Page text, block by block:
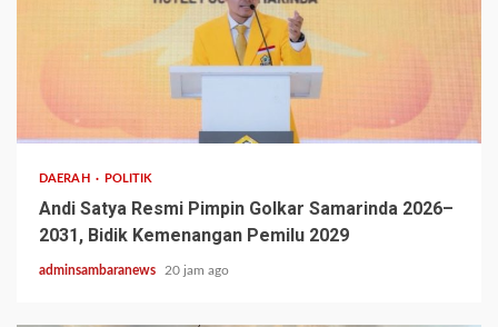
2 min read
DAERAH POLITIK
Andi Satya Resmi Pimpin Golkar Samarinda 2026–
2031, Bidik Kemenangan Pemilu 2029
adminsambaranews 20 jam ago